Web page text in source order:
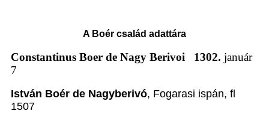
A Boér család adattára
Constantinus Boer de Nagy Berivoi 1302. január
7
István Boér de Nagyberivó, Fogarasi ispán, fl
1507